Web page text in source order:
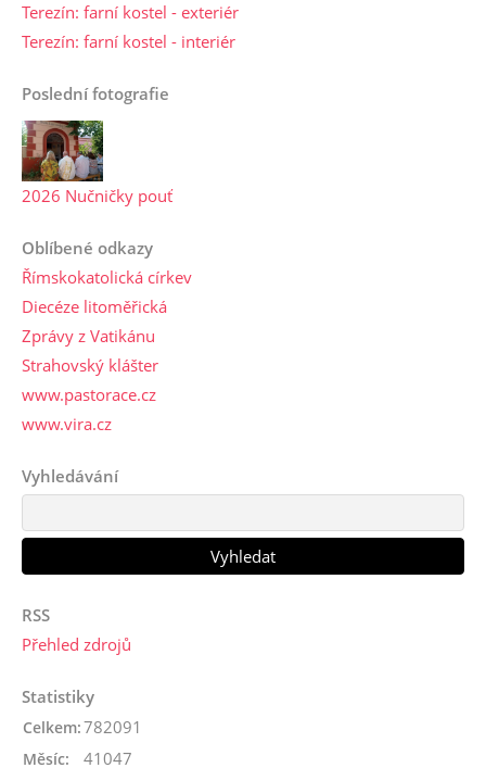
Terezín: farní kostel - exteriér
Terezín: farní kostel - interiér
Poslední fotografie
2026 Nučničky pouť
Oblíbené odkazy
Římskokatolická církev
Diecéze litoměřická
Zprávy z Vatikánu
Strahovský klášter
www.pastorace.cz
www.vira.cz
Vyhledávání
RSS
Přehled zdrojů
Statistiky
Celkem:782091
Měsíc: 41047